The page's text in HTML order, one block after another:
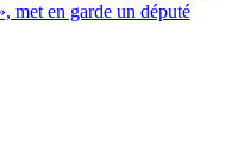
met en garde un député